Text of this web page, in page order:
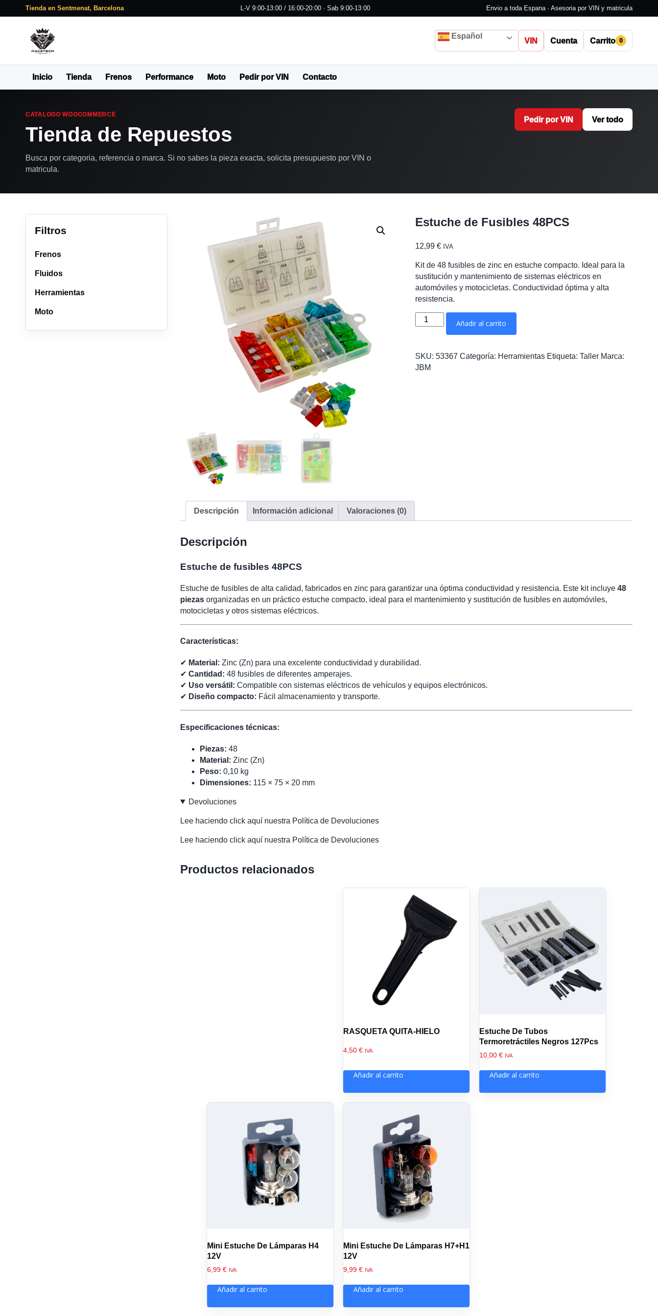
Tienda en Sentmenat, Barcelona L-V 9:00-13:00 / 16:00-20:00 · Sab 9:00-13:00 Envio a toda Espana · Asesoria por VIN y matricula
Español
VIN Cuenta Carrito 0
Inicio Tienda Frenos Performance Moto Pedir por VIN Contacto
CATALOGO WOOCOMMERCE
Tienda de Repuestos
Busca por categoria, referencia o marca. Si no sabes la pieza exacta, solicita presupuesto por VIN o
matricula.
Pedir por VIN Ver todo
Filtros
Frenos
Fluidos
Herramientas
Moto
Estuche de Fusibles 48PCS
12,99€ IVA
Kit de 48 fusibles de zinc en estuche compacto. Ideal para la
sustitución y mantenimiento de sistemas eléctricos en
automóviles y motocicletas. Conductividad óptima y alta
resistencia.
Estuche
de
48PCS
cantidad
Añadir al carrito
SKU:53367 Categoría: Herramientas Etiqueta:Taller Marca:
JBM
Descripción Información adicional Valoraciones (0)
Descripción
Estuche de fusibles 48PCS
Estuche de fusibles de alta calidad, fabricados en zinc para garantizar una óptima conductividad y resistencia. Este kit incluye 48
piezas organizadas en un práctico estuche compacto, ideal para el mantenimiento y sustitución de fusibles en automóviles,
motocicletas y otros sistemas eléctricos.
Características:
✔ Material: Zinc (Zn) para una excelente conductividad y durabilidad.
✔ Cantidad: 48 fusibles de diferentes amperajes.
✔ Uso versátil: Compatible con sistemas eléctricos de vehículos y equipos electrónicos.
✔ Diseño compacto: Fácil almacenamiento y transporte.
Especificaciones técnicas:
Piezas: 48
Material: Zinc (Zn)
Peso: 0,10 kg
Dimensiones: 115 × 75 × 20 mm
Devoluciones
Lee haciendo click aquí nuestra Política de Devoluciones
Lee haciendo click aquí nuestra Política de Devoluciones
Productos relacionados
RASQUETA QUITA-HIELO
4,50 € IVA
Añadir al carrito
Estuche De Tubos
Termoretráctiles Negros 127Pcs
10,00 € IVA
Añadir al carrito
Mini Estuche De Lámparas H4
12V
6,99 € IVA
Añadir al carrito
Mini Estuche De Lámparas H7+H1
12V
9,99 € IVA
Añadir al carrito